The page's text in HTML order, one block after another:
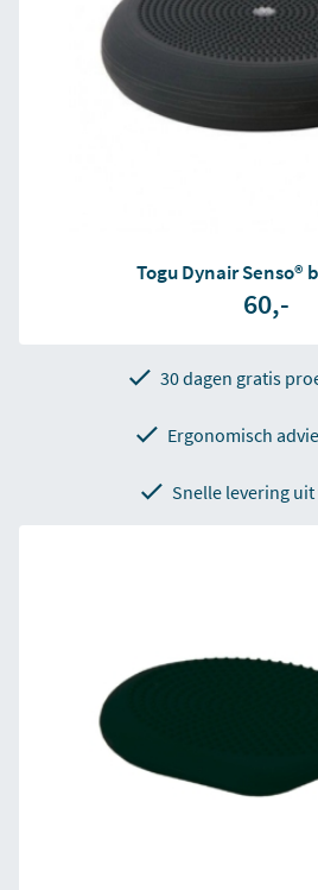
Togu Dynair Senso®
60,-
30 dagen gratis
Ergonomisch
Snelle levering